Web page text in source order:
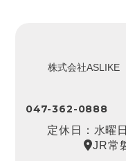
株式会社ASLIKE
047-362-0888
定休日：水曜
JR常